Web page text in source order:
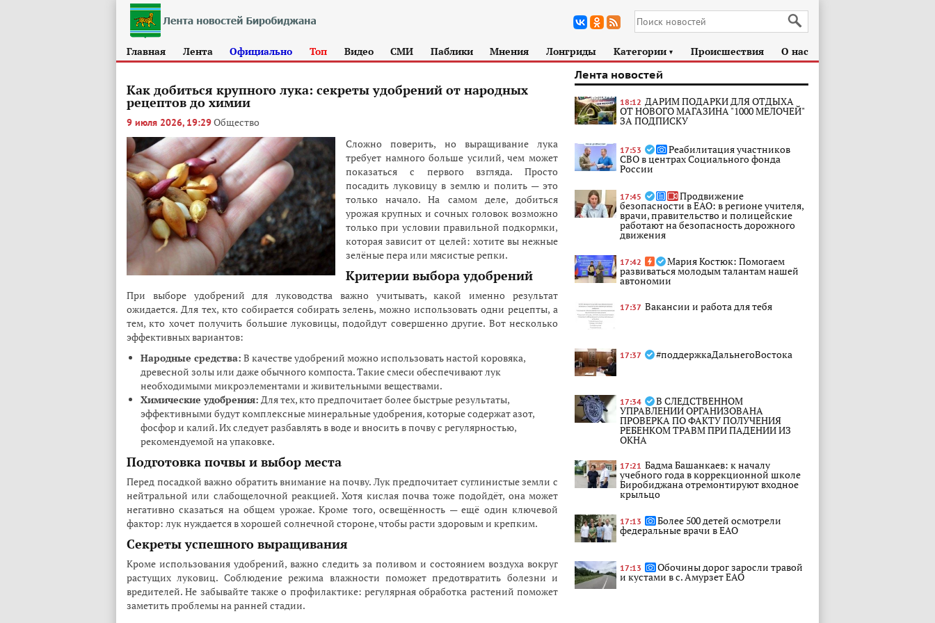
Главная Лента Официально Топ Видео СМИ Паблики Мнения Лонгриды Категории ► Происшествия О нас
Как добиться крупного лука: секреты удобрений от народных
рецептов до химии
9 июля 2026, 19:29Общество
Сложно поверить, но выращивание лука
требует намного больше усилий, чем может
показаться с первого взгляда. Просто
посадить луковицу в землю и полить — это
только начало. На самом деле, добиться
урожая крупных и сочных головок возможно
только при условии правильной подкормки,
которая зависит от целей: хотите вы нежные
зелёные пера или мясистые репки.
Критерии выбора удобрений
При выборе удобрений для луководства важно учитывать, какой именно результат
ожидается. Для тех, кто собирается собирать зелень, можно использовать одни рецепты, а
тем, кто хочет получить большие луковицы, подойдут совершенно другие. Вот несколько
эффективных вариантов:
Народные средства: В качестве удобрений можно использовать настой коровяка,
древесной золы или даже обычного компоста. Такие смеси обеспечивают лук
необходимыми микроэлементами и живительными веществами.
Химические удобрения: Для тех, кто предпочитает более быстрые результаты,
эффективными будут комплексные минеральные удобрения, которые содержат азот,
фосфор и калий. Их следует разбавлять в воде и вносить в почву с регулярностью,
рекомендуемой на упаковке.
Подготовка почвы и выбор места
Перед посадкой важно обратить внимание на почву. Лук предпочитает суглинистые земли с
нейтральной или слабощелочной реакцией. Хотя кислая почва тоже подойдёт, она может
негативно сказаться на общем урожае. Кроме того, освещённость — ещё один ключевой
фактор: лук нуждается в хорошей солнечной стороне, чтобы расти здоровым и крепким.
Секреты успешного выращивания
Кроме использования удобрений, важно следить за поливом и состоянием воздуха вокруг
растущих луковиц. Соблюдение режима влажности поможет предотвратить болезни и
вредителей. Не забывайте также о профилактике: регулярная обработка растений поможет
заметить проблемы на ранней стадии.
Лента новостей
18:12 ДАРИМ ПОДАРКИ ДЛЯ ОТДЫХА
ОТ НОВОГО МАГАЗИНА "1000 МЕЛОЧЕЙ"
ЗА ПОДПИСКУ
17:53 Реабилитация участников
СВО в центрах Социального фонда
России
17:45 Продвижение
безопасности в ЕАО: в регионе учителя,
врачи, правительство и полицейские
работают на безопасность дорожного
движения
17:42 Мария Костюк: Помогаем
развиваться молодым талантам нашей
автономии
17:37 Вакансии и работа для тебя
17:37 #поддержкаДальнегоВостока
17:34 В СЛЕДСТВЕННОМ
УПРАВЛЕНИИ ОРГАНИЗОВАНА
ПРОВЕРКА ПО ФАКТУ ПОЛУЧЕНИЯ
РЕБЕНКОМ ТРАВМ ПРИ ПАДЕНИИ ИЗ
ОКНА
17:21 Бадма Башанкаев: к началу
учебного года в коррекционной школе
Биробиджана отремонтируют входное
крыльцо
17:13 Более 500 детей осмотрели
федеральные врачи в ЕАО
17:13 Обочины дорог заросли травой
и кустами в с. Амурзет ЕАО